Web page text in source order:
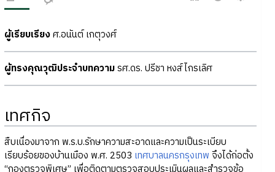
ผู้เรียบเรียงศ.อนันต์ เกตุวงศ์
ผู้ทรงคุณวุฒิประจำบทความรศ.ดร. ปรีชา หงส์ไกรเลิศ
เทศกิจ
สืบเนื่องมาจาก พ.ร.บ.รักษาความสะอาดและความเป็นระเบียบ
เรียบร้อยของบ้านเมือง พ.ศ. 2503 เทศบาลนครกรุงเทพ จึงได้ก่อตั้ง